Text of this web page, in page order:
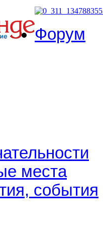
Форум
места
события